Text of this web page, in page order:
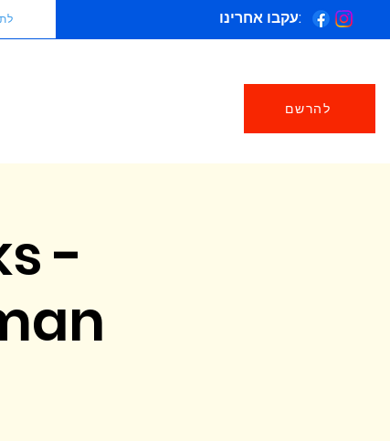
להרשם
עקבו אחרינו:
-